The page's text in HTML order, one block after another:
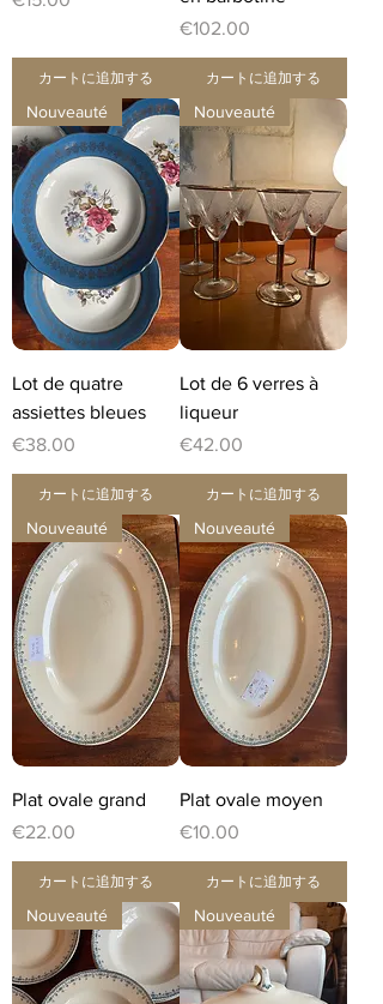
カートに追加する
価格
€102.00
カートに追加する
Nouveauté
Lot de quatre
assiettes bleues
価格
€38.00
カートに追加する
Nouveauté
Lot de 6 verres à
liqueur
価格
€42.00
カートに追加する
Nouveauté
Plat ovale grand
価格
€22.00
カートに追加する
Nouveauté
Plat ovale moyen
価格
€10.00
カートに追加する
Nouveauté Nouveauté